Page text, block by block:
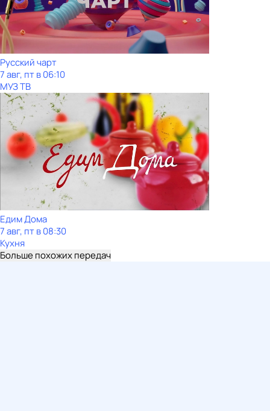
Рycский чарт
7 авг, пт в 06:10
МУЗ ТВ
Едим Дома
7 авг, пт в 08:30
Кухня
Больше похожих передач